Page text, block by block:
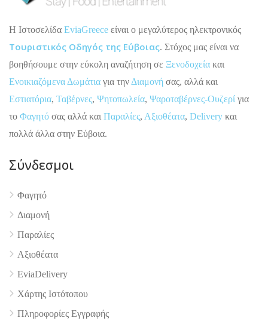
4.9
H Ιστοσελίδα EviaGreece είναι ο μεγαλύτερος ηλεκτρονικός
Τουριστικός Οδηγός της Εύβοιας. Στόχος μας είναι να
βοηθήσουμε στην εύκολη αναζήτηση σε Ξενοδοχεία και
Ενοικιαζόμενα Δωμάτια για την Διαμονή σας, αλλά και
Εστιατόρια, Ταβέρνες, Ψητοπωλεία, Ψαροταβέρνες-Ουζερί για
το Φαγητό σας αλλά και Παραλίες, Αξιοθέατα, Delivery και
πολλά άλλα στην Εύβοια.
Σύνδεσμοι
Φαγητό
Διαμονή
Παραλίες
Αξιοθέατα
EviaDelivery
Χάρτης Ιστότοπου
Πληροφορίες Εγγραφής